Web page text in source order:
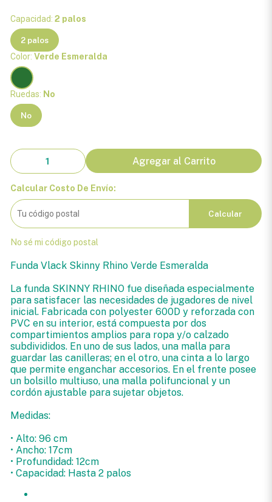
Capacidad: 2 palos
2 palos
Color: Verde Esmeralda
Ruedas: No
No
Agregar al Carrito
Calcular Costo De Envío:
Calcular
No sé mi código postal
Funda Vlack Skinny Rhino Verde Esmeralda
La funda SKINNY RHINO fue diseñada especialmente
para satisfacer las necesidades de jugadores de nivel
inicial. Fabricada con polyester 600D y reforzada con
PVC en su interior, está compuesta por dos
compartimientos amplios para ropa y/o calzado
subdivididos. En uno de sus lados, una malla para
guardar las canilleras; en el otro, una cinta a lo largo
que permite enganchar accesorios. En el frente posee
un bolsillo multiuso, una malla polifuncional y un
cordón ajustable para sujetar objetos.
Medidas:
• Alto: 96 cm
• Ancho: 17cm
• Profundidad: 12cm
• Capacidad: Hasta 2 palos